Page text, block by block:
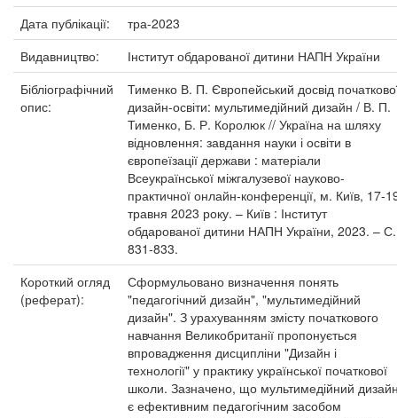
Дата публікації:
тра-2023
Видавництво:
Інститут обдарованої дитини НАПН України
Бібліографічний
опис:
Тименко В. П. Європейський досвід
дизайн-освіти: мультимедійний дизайн / В. П.
Тименко, Б. Р. Королюк // Україна на шляху
відновлення: завдання науки і освіти в
європеїзації держави : матеріали
Всеукраїнської міжгалузевої науково-
практичної онлайн-конференції, м. Київ, 17-
травня 2023 року. – Київ : Інститут
обдарованої дитини НАПН України, 2023. – С.
831-833.
Короткий огляд
(реферат):
Сформульовано визначення понять
"педагогічний дизайн", "мультимедійний
дизайн". З урахуванням змісту початкового
навчання Великобританії пропонується
впровадження дисципліни "Дизайн і
технології" у практику української початкової
школи. Зазначено, що мультимедійний
є ефективним педагогічним засобом